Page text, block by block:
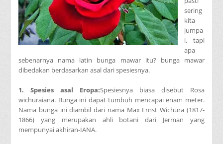
sering
kita
jumpa
i, tapi
apa
sebenarnya nama latin bunga mawar itu? bunga mawar
dibedakan berdasarkan asal dari spesiesnya.
1. Spesies asal Eropa:Spesiesnya biasa disebut Rosa
wichuraiana. Bunga ini dapat tumbuh mencapai enam meter.
Nama bunga ini diambil dari nama Max Ernst Wichura (1817-
1866) yang merupakan ahli botani dari Jerman yang
mempunyai akhiran-IANA.